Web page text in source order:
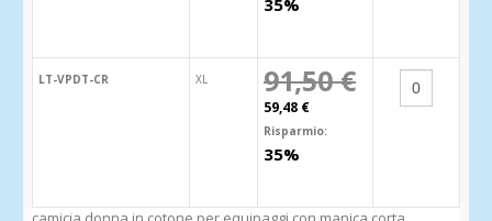
35%
LT-VPDT-CR XL 91,50 €
59,48 €
Risparmio:
35%